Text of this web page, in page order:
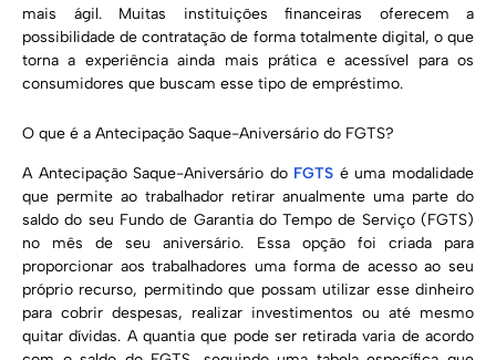
mais ágil. Muitas instituições financeiras oferecem a
possibilidade de contratação de forma totalmente digital, o que
torna a experiência ainda mais prática e acessível para os
consumidores que buscam esse tipo de empréstimo.
O que é a Antecipação Saque-Aniversário do FGTS?
A Antecipação Saque-Aniversário do FGTS é uma modalidade
que permite ao trabalhador retirar anualmente uma parte do
saldo do seu Fundo de Garantia do Tempo de Serviço (FGTS)
no mês de seu aniversário. Essa opção foi criada para
proporcionar aos trabalhadores uma forma de acesso ao seu
próprio recurso, permitindo que possam utilizar esse dinheiro
para cobrir despesas, realizar investimentos ou até mesmo
quitar dívidas. A quantia que pode ser retirada varia de acordo